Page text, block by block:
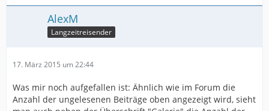
AlexM
Langzeitreisender
17. März 2015 um 22:44
Was mir noch aufgefallen ist: Ähnlich wie im Forum die
Anzahl der ungelesenen Beiträge oben angezeigt wird, sieht